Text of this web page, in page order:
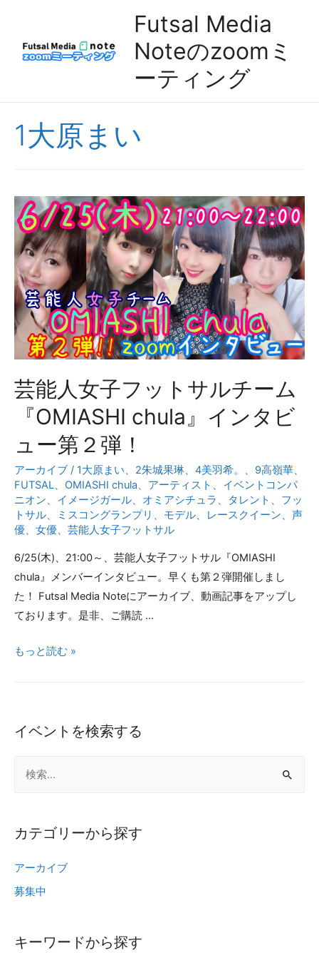
Futsal Media
Noteのzoomミ
ーティング
1大原まい
芸能人女子フットサルチーム
『OMIASHI chula』インタビ
ュー第２弾！
アーカイブ / 1大原まい、 2朱城果琳、 4美羽希。 、 9高嶺華、
FUTSAL、 OMIASHI chula、 アーティスト 、 イベントコンパ
ニオン、 イメージガール、 オミアシチュラ 、 タレント 、 フッ
トサル、 ミスコングランプリ 、 モデル、 レースクイーン、 声
優、 女優、 芸能人女子フットサル
6/25(木)、21:00～、芸能人女子フットサル『OMIASHI
chula』メンバーインタビュー。早くも第２弾開催しまし
た！ Futsal Media Noteにアーカイブ、動画記事をアップし
ております。是非、ご購読 …
芸
子
チ
ー
『OMIASHI
イ
もっと読む »
イベントを検索する
カテゴリーから探す
アーカイブ
募集中
キーワードから探す